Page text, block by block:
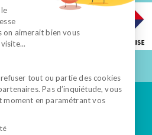
on aimerait bien vous
tout ou partie des cookies
Pas d’inquiétude, vous
moment en paramétrant vos